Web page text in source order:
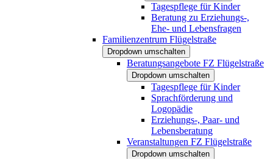
Tagespflege für Kinder
Beratung zu Erziehungs-,
Ehe- und Lebensfragen
Familienzentrum Flügelstraße
Dropdown umschalten
Beratungsangebote FZ Flügelstraße
Dropdown umschalten
Tagespflege für Kinder
Sprachförderung und
Logopädie
Erziehungs-, Paar- und
Lebensberatung
Veranstaltungen FZ Flügelstraße
Dropdown umschalten